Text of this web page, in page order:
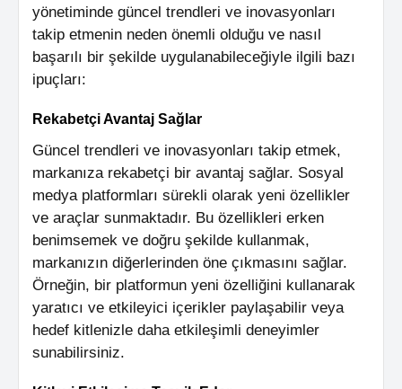
yönetiminde güncel trendleri ve inovasyonları
takip etmenin neden önemli olduğu ve nasıl
başarılı bir şekilde uygulanabileceğiyle ilgili bazı
ipuçları:
Rekabetçi Avantaj Sağlar
Güncel trendleri ve inovasyonları takip etmek,
markanıza rekabetçi bir avantaj sağlar. Sosyal
medya platformları sürekli olarak yeni özellikler
ve araçlar sunmaktadır. Bu özellikleri erken
benimsemek ve doğru şekilde kullanmak,
markanızın diğerlerinden öne çıkmasını sağlar.
Örneğin, bir platformun yeni özelliğini kullanarak
yaratıcı ve etkileyici içerikler paylaşabilir veya
hedef kitlenizle daha etkileşimli deneyimler
sunabilirsiniz.